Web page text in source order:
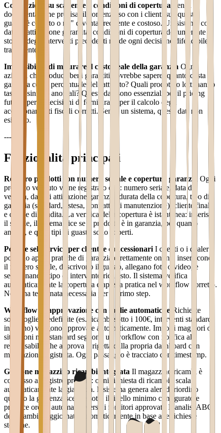
Contenzioso su scadenze e condizioni di copertura Senza
documentazione precisa, il contenzioso con i clienti su "questo
guasto è coperto o no" diventa frequente e costoso. Un sistema con
data di attivazione garantita, condizioni di copertura documentate e
storico degli interventi precedenti rende ogni decisione difendibile e
trasparente.
Impossibilità di misurare il costo reale della garanzia Ogni
azienda che produce beni garantiti dovrebbe sapere: quanto costa la
garanzia come percentuale del fatturato? Quali prodotti o lotti hanno
tassi di sinistro anomali? Questi dati sono essenziali per il pricing
futuro, per le decisioni di fornitura, e per il calcolo degli
accantonamenti fiscali corretti. Senza un sistema, questi dati non
esistono.
---
Funzionalità principali
Registro prodotti con numero seriale e copertura garanzia
Ogni
prodotto venduto viene registrato con: numero seriale, data di
vendita, data di attivazione garanzia, durata della copertura, tipo di
garanzia (standard, estesa, contratto di manutenzione), cliente finale
e canale di vendita. La verifica della copertura è istantanea: inserisci
il seriale, il sistema dice se il prodotto è in garanzia, per quanto
ancora, e quali tipi di guasto sono coperti.
Portale self-service per clienti e concessionari I clienti o i dealer
possono aprire pratiche di garanzia direttamente online: inseriscono
il numero seriale, descrivono il guasto, allegano foto o video, e
selezionano il tipo di intervento richiesto. Il sistema verifica
automaticamente la copertura e apre la pratica nel workflow corretto.
Nessuna telefonata necessaria per il primo step.
Workflow di approvazione con soglie automatiche Richieste
sotto soglie predefinite (es. ricambi sotto i 100€, interventi standard
in listino) vengono approvate automaticamente. Importi maggiori o
situazioni non standard seguono un workflow con notifica al
responsabile, che approva o rigetta dalla propria dashboard con
motivazione registrata. Ogni passaggio è tracciato con timestamp.
Gestione magazzino ricambi integrata Il magazzino ricambi è
connesso al registro prodotti: ogni richiesta di ricambio scala
automaticamente la giacenza. Il sistema genera alert di riordino
quando la giacenza scende sotto il livello minimo configurato e
produce ordini automatici verso i fornitori approvati. L'analisi ABC
dei ricambi è aggiornata automaticamente in base alle richieste
storiche.